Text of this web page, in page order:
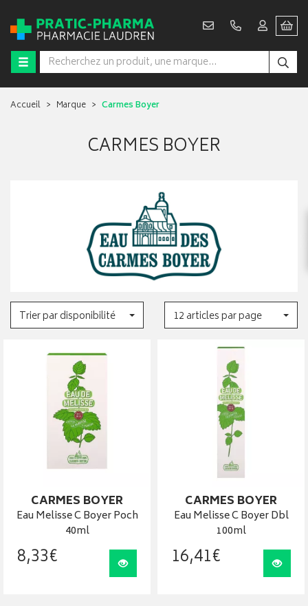
Accueil Marque Carmes Boyer
CARMES BOYER
Trier par disponibilité 12 articles par page
CARMES BOYER
Eau Melisse C Boyer Poch
40ml
8,33€ Visualiser
CARMES BOYER
Eau Melisse C Boyer Dbl
100ml
16,41€